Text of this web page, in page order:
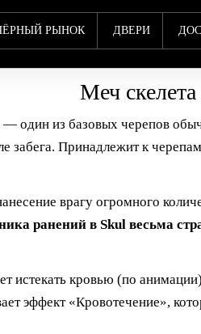
РЫНОК ДВЕРИ
Меч скелета
один из базовых черепов
забега. Принадлежит к
врагу огромного
ранений в Skul весьма
истекать кровью (по
эффект «Кровотечение»,